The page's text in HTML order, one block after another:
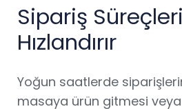
Sipariş
Hızlandırır
Yoğun saatlerde
masaya ürün gitmesi